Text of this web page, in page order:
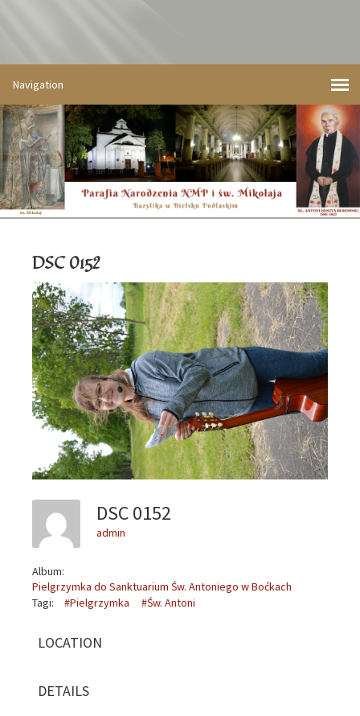
DSC 0152
DSC 0152
admin
Album:
Pielgrzymka do Sanktuarium Św. Antoniego w Boćkach
Tagi:
#Pielgrzymka #Św. Antoni
LOCATION
DETAILS